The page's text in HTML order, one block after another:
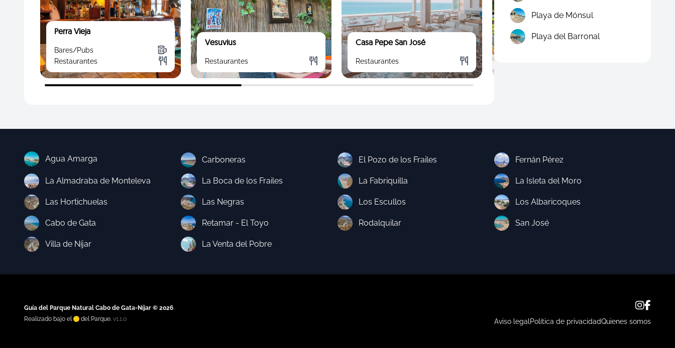
Perra Vieja
Bares/Pubs
Restaurantes
Vesuvius
Restaurantes
Casa Pepe San José
Restaurantes
El Óctopus
Playa de Mónsul
Playa del Barronal
Agua Amarga Carboneras El Pozo de los Frailes Fernán Pérez
La Almadraba de Monteleva La Boca de los Frailes La Fabriquilla La Isleta del Moro
Las Hortichuelas Las Negras Los Escullos Los Albaricoques
Cabo de Gata Retamar - El Toyo Rodalquilar San José
Villa de Níjar La Venta del Pobre
Aviso legal Política de privacidadQuienes somos
Guía del Parque Natural Cabo de Gata-Níjar © 2026
Realizado bajo el
del Parque. v1.1.0